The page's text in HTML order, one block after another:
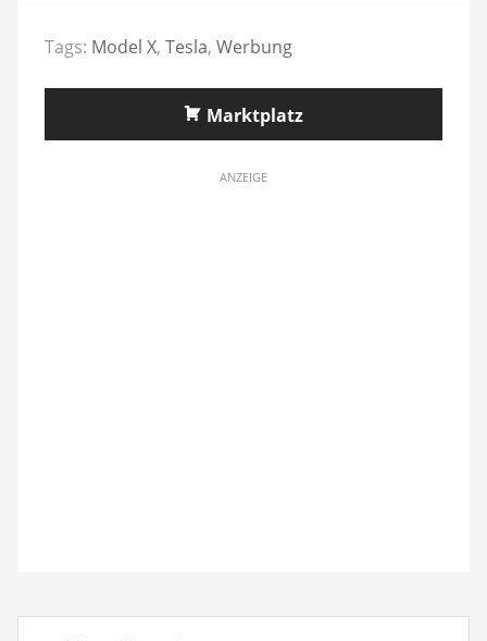
Tags: Model X, Tesla, Werbung
Marktplatz
ANZEIGE